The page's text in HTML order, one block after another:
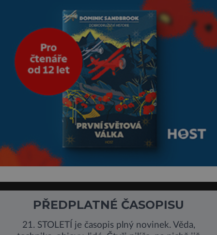
PŘEDPLATNÉ ČASOPISU
21. STOLETÍ je časopis plný novinek. Věda,